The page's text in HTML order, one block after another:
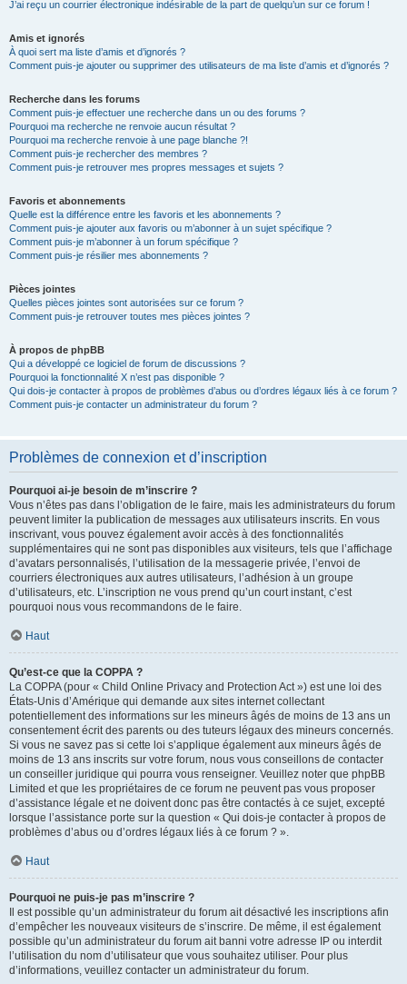
J’ai reçu un courrier électronique indésirable de la part de quelqu’un sur ce forum !
Amis et ignorés
À quoi sert ma liste d’amis et d’ignorés ?
Comment puis-je ajouter ou supprimer des utilisateurs de ma liste d’amis et d’ignorés ?
Recherche dans les forums
Comment puis-je effectuer une recherche dans un ou des forums ?
Pourquoi ma recherche ne renvoie aucun résultat ?
Pourquoi ma recherche renvoie à une page blanche ?!
Comment puis-je rechercher des membres ?
Comment puis-je retrouver mes propres messages et sujets ?
Favoris et abonnements
Quelle est la différence entre les favoris et les abonnements ?
Comment puis-je ajouter aux favoris ou m’abonner à un sujet spécifique ?
Comment puis-je m’abonner à un forum spécifique ?
Comment puis-je résilier mes abonnements ?
Pièces jointes
Quelles pièces jointes sont autorisées sur ce forum ?
Comment puis-je retrouver toutes mes pièces jointes ?
À propos de phpBB
Qui a développé ce logiciel de forum de discussions ?
Pourquoi la fonctionnalité X n’est pas disponible ?
Qui dois-je contacter à propos de problèmes d’abus ou d’ordres légaux liés à ce forum ?
Comment puis-je contacter un administrateur du forum ?
Problèmes de connexion et d’inscription
Pourquoi ai-je besoin de m’inscrire ?
Vous n’êtes pas dans l’obligation de le faire, mais les administrateurs du forum
peuvent limiter la publication de messages aux utilisateurs inscrits. En vous
inscrivant, vous pouvez également avoir accès à des fonctionnalités
supplémentaires qui ne sont pas disponibles aux visiteurs, tels que l’affichage
d’avatars personnalisés, l’utilisation de la messagerie privée, l’envoi de
courriers électroniques aux autres utilisateurs, l’adhésion à un groupe
d’utilisateurs, etc. L’inscription ne vous prend qu’un court instant, c’est
pourquoi nous vous recommandons de le faire.
Haut
Qu’est-ce que la COPPA ?
La COPPA (pour « Child Online Privacy and Protection Act ») est une loi des
États-Unis d’Amérique qui demande aux sites internet collectant
potentiellement des informations sur les mineurs âgés de moins de 13 ans un
consentement écrit des parents ou des tuteurs légaux des mineurs concernés.
Si vous ne savez pas si cette loi s’applique également aux mineurs âgés de
moins de 13 ans inscrits sur votre forum, nous vous conseillons de contacter
un conseiller juridique qui pourra vous renseigner. Veuillez noter que phpBB
Limited et que les propriétaires de ce forum ne peuvent pas vous proposer
d’assistance légale et ne doivent donc pas être contactés à ce sujet, excepté
lorsque l’assistance porte sur la question « Qui dois-je contacter à propos de
problèmes d’abus ou d’ordres légaux liés à ce forum ? ».
Haut
Pourquoi ne puis-je pas m’inscrire ?
Il est possible qu’un administrateur du forum ait désactivé les inscriptions afin
d’empêcher les nouveaux visiteurs de s’inscrire. De même, il est également
possible qu’un administrateur du forum ait banni votre adresse IP ou interdit
l’utilisation du nom d’utilisateur que vous souhaitez utiliser. Pour plus
d’informations, veuillez contacter un administrateur du forum.